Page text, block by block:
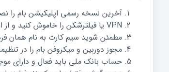
آخرین نسخه رسمی اپلیکیشن بام را
VPN یا فیلترشکن را خاموش کنید و از اینترنت پایدار استفاده کنید.
مطمئن شوید سیم کارت به نام همان
مجوز دوربین و میکروفن بام را در
حساب بانک ملی باید فعال و دارای